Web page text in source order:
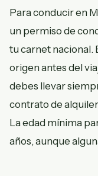
Para conducir en
un permiso de
tu carnet nacional.
origen antes del
debes llevar
contrato de
La edad mínima
años, aunque